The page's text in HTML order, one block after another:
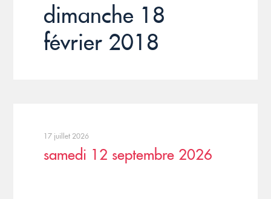
dimanche 18
février 2018
17 juillet 2026
samedi 12 septembre 2026